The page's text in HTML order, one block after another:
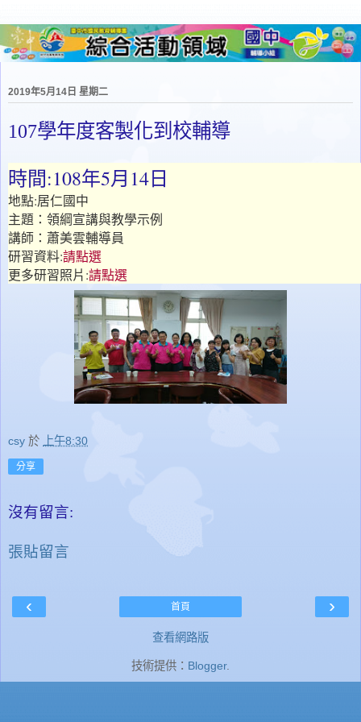
2019年5月14日 星期二
107學年度客製化到校輔導
時間:108年5月14日
地點:居仁國中
主題：領綱宣講與教學示例
講師：蕭美雲輔導員
研習資料:請點選
更多研習照片:請點選
csy 於 上午8:30
分享
沒有留言:
張貼留言
‹ ›
首頁
查看網路版
技術提供： Blogger.